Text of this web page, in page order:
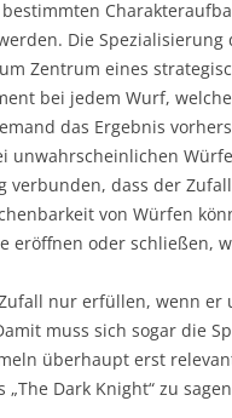
Die
Zentrum eines
bei jedem Wurf,
das Ergebnis
unwahrscheinlichen
verbunden, dass der
von Würfen
eröffnen oder schließen,
nur erfüllen, wenn
muss sich sogar die
überhaupt erst
„The Dark Knight“ zu